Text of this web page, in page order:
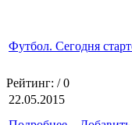
Футбол. Сегодня
Рейтинг: / 0
22.05.2015